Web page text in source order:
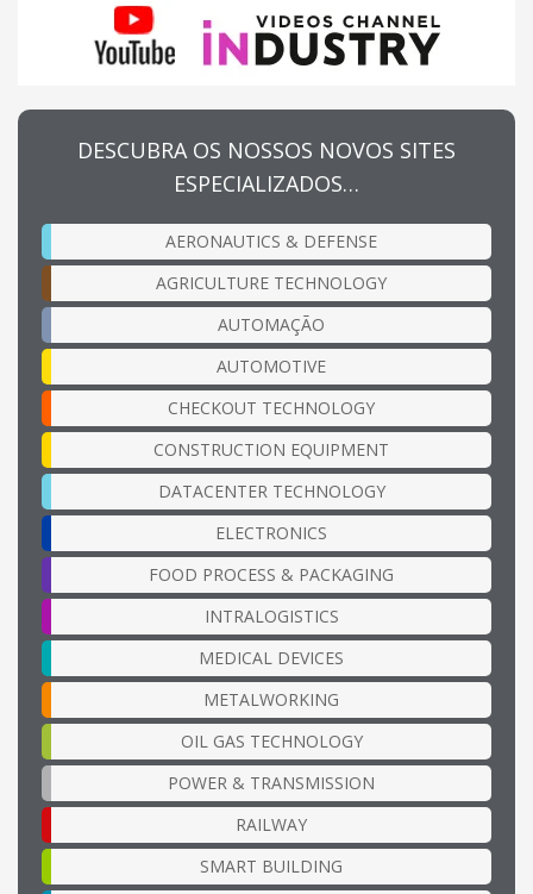
DESCUBRA OS NOSSOS NOVOS SITES
ESPECIALIZADOS…
AERONAUTICS & DEFENSE
AGRICULTURE TECHNOLOGY
AUTOMAÇÃO
AUTOMOTIVE
CHECKOUT TECHNOLOGY
CONSTRUCTION EQUIPMENT
DATACENTER TECHNOLOGY
ELECTRONICS
FOOD PROCESS & PACKAGING
INTRALOGISTICS
MEDICAL DEVICES
METALWORKING
OIL GAS TECHNOLOGY
POWER & TRANSMISSION
RAILWAY
SMART BUILDING